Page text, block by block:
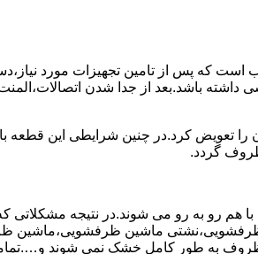
است که پس از تامین تجهیزات مورد
باشد.بعد از جدا شدن
تعویض کرد.در چنین شرایطی این قطعه با
گردد.
هم رو به رو می شوند.در نتیجه مشکلاتی
ظرفشویی،نشتی ماشین ظرفشویی،ماشین
به طور کامل خشک نمی شوند